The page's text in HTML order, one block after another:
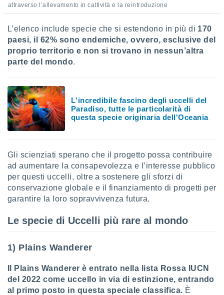
su
web,
e
di
dati
sulla
tuo
dei
cookie
attraverso l’allevamento in cattività e la reintroduzione
L’elenco include specie che si estendono in più di 170
paesi, il 62% sono endemiche, ovvero, esclusive del
proprio territorio e non si trovano in nessun’altra
parte del mondo.
L'incredibile fascino degli uccelli del
Paradiso, tutte le particolarità di
questa specie originaria dell'Oceania
Gli scienziati sperano che il progetto possa contribuire
ad aumentare la consapevolezza e l’interesse pubblico
per questi uccelli, oltre a sostenere gli sforzi di
conservazione globale e il finanziamento di progetti per
garantire la loro sopravvivenza futura.
Le specie di Uccelli più rare al mondo
1) Plains Wanderer
Il Plains Wanderer è entrato nella lista Rossa IUCN
del 2022 come uccello in via di estinzione, entrando
al primo posto in questa speciale classifica. È